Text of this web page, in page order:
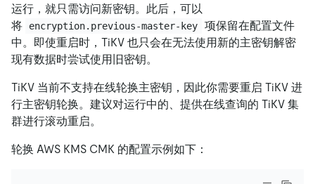
运行，就只需访问新密钥。此后，可以
将
encryption.previous-master-key
项保留在配置文件
中。即使重启时，TiKV 也只会在无法使用新的主密钥解密
现有数据时尝试使用旧密钥。
TiKV 当前不支持在线轮换主密钥，因此你需要重启 TiKV 进
行主密钥轮换。建议对运行中的、提供在线查询的 TiKV 集
群进行滚动重启。
轮换 AWS KMS CMK 的配置示例如下：